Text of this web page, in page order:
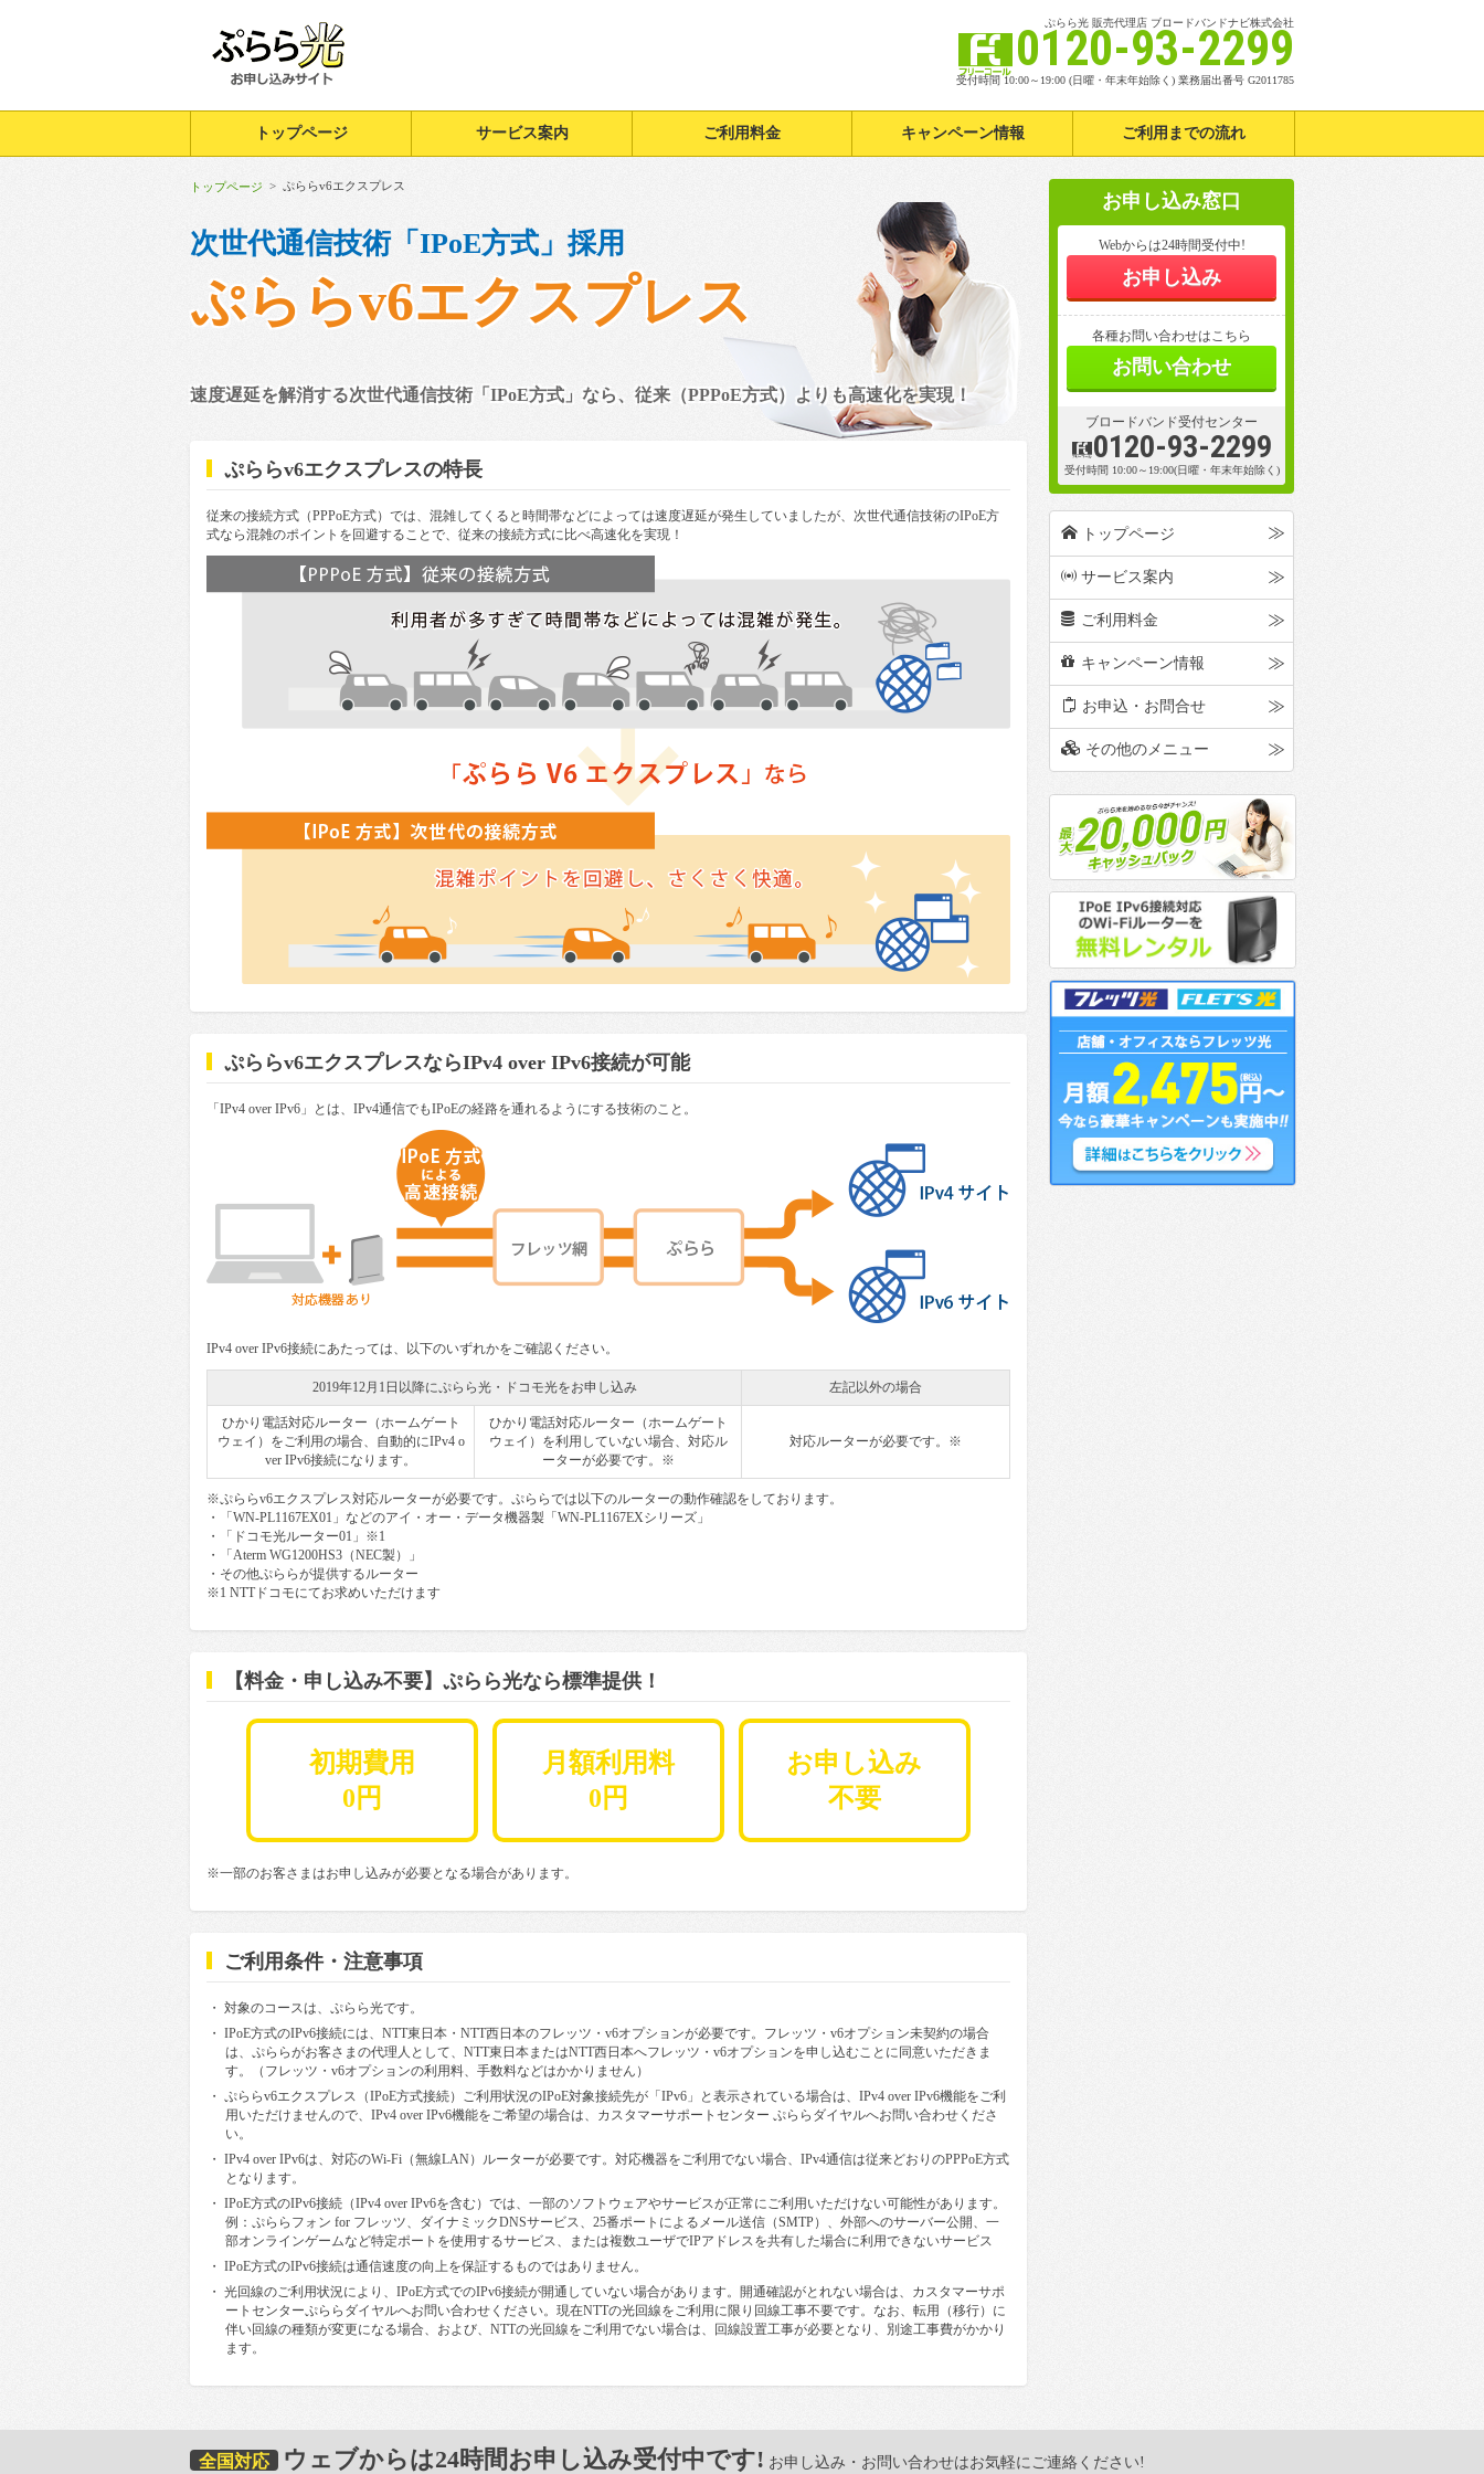
z ぷらら光 販売代理店 ブロードバンドナビ株式会社
0120-93-2299
受付時間 10:00～19:00 (日曜・年末年始除く) 業務届出番号 G2011785
トップページ サービス案内 ご利用料金 キャンペーン情報 ご利用までの流れ
トップページ > ぷららv6エクスプレス
次世代通信技術「IPoE方式」採用
ぷららv6エクスプレス
速度遅延を解消する次世代通信技術「IPoE方式」なら、従来（PPPoE方式）よりも高速化を実現！
ぷららv6エクスプレスの特長
従来の接続方式（PPPoE方式）では、混雑してくると時間帯などによっては速度遅延が発生していましたが、次世代通信技術のIPoE方
式なら混雑のポイントを回避することで、従来の接続方式に比べ高速化を実現！
ぷららv6エクスプレスならIPv4 over IPv6接続が可能
「IPv4 over IPv6」とは、IPv4通信でもIPoEの経路を通れるようにする技術のこと。
IPv4 over IPv6接続にあたっては、以下のいずれかをご確認ください。
2019年12月1日以降にぷらら光・ドコモ光をお申し込み 左記以外の場合
ひかり電話対応ルーター（ホームゲート
ウェイ）をご利用の場合、自動的にIPv4 o
ver IPv6接続になります。
ひかり電話対応ルーター（ホームゲート
ウェイ）を利用していない場合、対応ル
ーターが必要です。※
対応ルーターが必要です。※
※ぷららv6エクスプレス対応ルーターが必要です。ぷららでは以下のルーターの動作確認をしております。
・「WN-PL1167EX01」などのアイ・オー・データ機器製「WN-PL1167EXシリーズ」
・「ドコモ光ルーター01」※1
・「Aterm WG1200HS3（NEC製）」
・その他ぷららが提供するルーター
※1 NTTドコモにてお求めいただけます
【料金・申し込み不要】ぷらら光なら標準提供！
初期費用
0円
月額利用料
0円
お申し込み
不要
※一部のお客さまはお申し込みが必要となる場合があります。
ご利用条件・注意事項
・ 対象のコースは、ぷらら光です。
・ IPoE方式のIPv6接続には、NTT東日本・NTT西日本のフレッツ・v6オプションが必要です。フレッツ・v6オプション未契約の場合
は、ぷららがお客さまの代理人として、NTT東日本またはNTT西日本へフレッツ・v6オプションを申し込むことに同意いただきま
す。（フレッツ・v6オプションの利用料、手数料などはかかりません）
・ ぷららv6エクスプレス（IPoE方式接続）ご利用状況のIPoE対象接続先が「IPv6」と表示されている場合は、IPv4 over IPv6機能をご利
用いただけませんので、IPv4 over IPv6機能をご希望の場合は、カスタマーサポートセンター ぷららダイヤルへお問い合わせくださ
い。
・ IPv4 over IPv6は、対応のWi-Fi（無線LAN）ルーターが必要です。対応機器をご利用でない場合、IPv4通信は従来どおりのPPPoE方式
となります。
・ IPoE方式のIPv6接続（IPv4 over IPv6を含む）では、一部のソフトウェアやサービスが正常にご利用いただけない可能性があります。
例：ぷららフォン for フレッツ、ダイナミックDNSサービス、25番ポートによるメール送信（SMTP）、外部へのサーバー公開、一
部オンラインゲームなど特定ポートを使用するサービス、または複数ユーザでIPアドレスを共有した場合に利用できないサービス
・ IPoE方式のIPv6接続は通信速度の向上を保証するものではありません。
・ 光回線のご利用状況により、IPoE方式でのIPv6接続が開通していない場合があります。開通確認がとれない場合は、カスタマーサポ
ートセンターぷららダイヤルへお問い合わせください。現在NTTの光回線をご利用に限り回線工事不要です。なお、転用（移行）に
伴い回線の種類が変更になる場合、および、NTTの光回線をご利用でない場合は、回線設置工事が必要となり、別途工事費がかかり
ます。
お申し込み窓口
Webからは24時間受付中!
お申し込み
各種お問い合わせはこちら
お問い合わせ
ブロードバンド受付センター
z0120-93-2299
受付時間 10:00～19:00(日曜・年末年始除く)
h トップページ
p サービス案内
g ご利用料金
d キャンペーン情報
m お申込・お問合せ
o その他のメニュー
全国対応 ウェブからは24時間お申し込み受付中です! お申し込み・お問い合わせはお気軽にご連絡ください!